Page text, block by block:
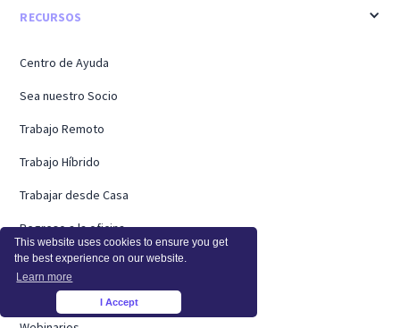
This website uses cookies to ensure you get
the best experience on our website.
Learn more
I Accept
RECURSOS
Centro de Ayuda
Sea nuestro Socio
Trabajo Remoto
Trabajo Híbrido
Trabajar desde Casa
Regreso a la oficina
Casos de Éxito
Hojas de Horas